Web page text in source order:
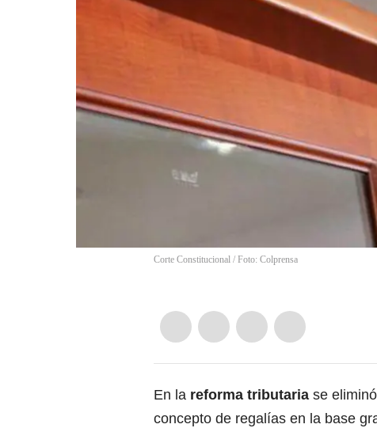
Corte Constitucional / Foto: Colprensa
En la reforma tributaria se
concepto de regalías en la base